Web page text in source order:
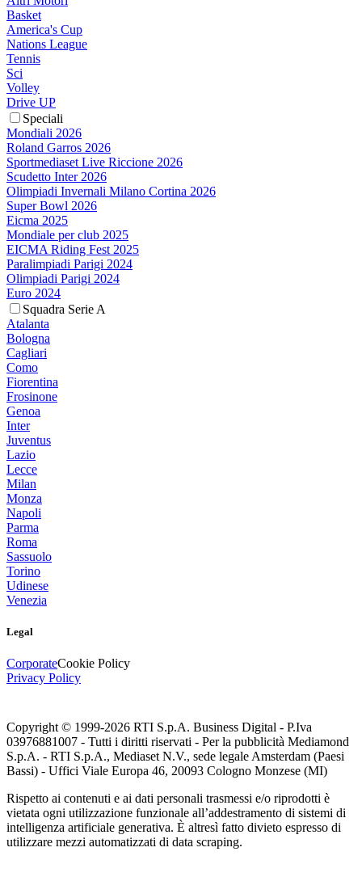
Basket
America's Cup
Nations League
Tennis
Sci
Volley
Drive UP
Speciali
Mondiali 2026
Roland Garros 2026
Sportmediaset Live Riccione 2026
Scudetto Inter 2026
Olimpiadi Invernali Milano Cortina 2026
Super Bowl 2026
Eicma 2025
Mondiale per club 2025
EICMA Riding Fest 2025
Paralimpiadi Parigi 2024
Olimpiadi Parigi 2024
Euro 2024
Squadra Serie A
Atalanta
Bologna
Cagliari
Como
Fiorentina
Frosinone
Genoa
Inter
Juventus
Lazio
Lecce
Milan
Monza
Napoli
Parma
Roma
Sassuolo
Torino
Udinese
Venezia
Legal
CorporateCookie Policy
Privacy Policy
Copyright © 1999-2026 RTI S.p.A. Business Digital - P.Iva
03976881007 - Tutti i diritti riservati - Per la pubblicità Mediamond
S.p.A. - RTI S.p.A., Mediaset N.V., sede legale Amsterdam (Paesi
Bassi) - Uffici Viale Europa 46, 20093 Cologno Monzese (MI)
Rispetto ai contenuti e ai dati personali trasmessi e/o riprodotti è
vietata ogni utilizzazione funzionale all’addestramento di sistemi di
intelligenza artificiale generativa. È altresì fatto divieto espresso di
utilizzare mezzi automatizzati di data scraping.